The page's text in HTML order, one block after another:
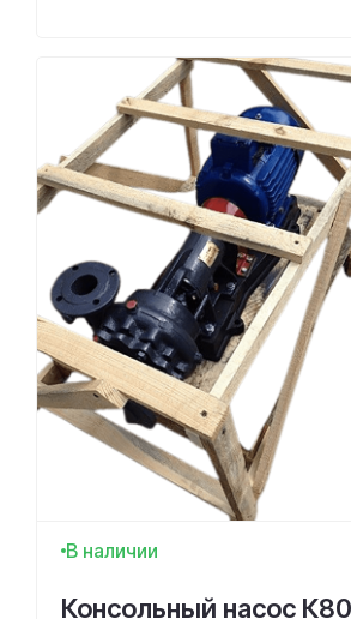
В наличии
Консольный насос